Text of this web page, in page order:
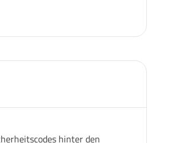
hinter den